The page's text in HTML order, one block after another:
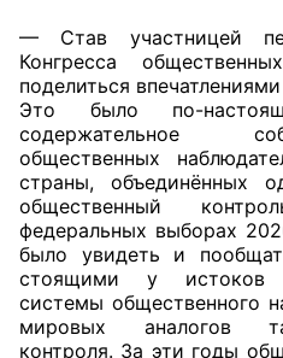
— Став участницей
Конгресса
поделиться
Это было по-
содержательное
общественных
страны, объединённых
общественный
федеральных выборах
было увидеть и
стоящими у истоков
системы общественного
мировых аналогов
контроля. За эти годы